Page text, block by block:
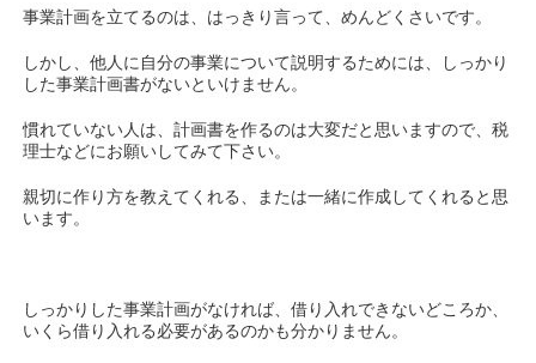
事業計画を立てるのは、はっきり言って、めんどくさいです。
しかし、他人に自分の事業について説明するためには、しっかり
した事業計画書がないといけません。
慣れていない人は、計画書を作るのは大変だと思いますので、税
理士などにお願いしてみて下さい。
親切に作り方を教えてくれる、または一緒に作成してくれると思
います。
しっかりした事業計画がなければ、借り入れできないどころか、
いくら借り入れる必要があるのかも分かりません。